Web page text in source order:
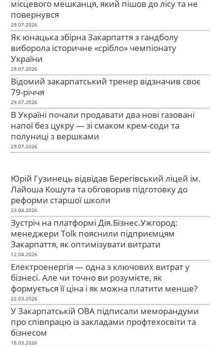
місцевого мешканця, який пішов до лісу та не
повернувся
29.07.2026
Як юнацька збірна Закарпаття з гандболу
виборола історичне «срібло» чемпіонату
України
29.07.2026
Відомий закарпатський тренер відзначив своє
79-річчя
29.07.2026
В Україні почали продавати два нові газовані
напої без цукру — зі смаком крем-соди та
полуниці з вершками
29.07.2026
Юрій Гузинець відвідав Берегівський ліцей ім.
Лайоша Кошута та обговорив підготовку до
реформи старшої школи
23.04.2026
Зустріч на платформі Дія.Бізнес.Ужгород:
менеджери Tolk пояснили підприємцям
Закарпаття, як оптимізувати витрати
12.04.2026
Електроенергія — одна з ключових витрат у
бізнесі. Але чи точно ви розумієте, як
формується її ціна і як можна платити менше?
22.03.2026
У Закарпатській ОВА підписали меморандуми
про співпрацю із закладами профтехосвіти та
бізнесом
18.03.2026